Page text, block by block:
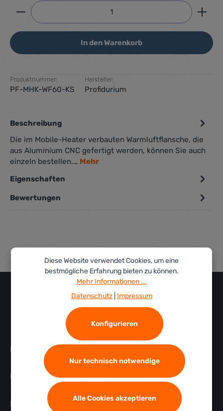
Produkt Anzahl: Gib den gewünschten Wert ein
In den Warenkorb
Produktnummer:
PF-MHK-WF60-KS
Hersteller:
Profidurium
Beschreibung
Die im Mobile-Heater verbauten Warmluftflansche, die
aus Aluminium CNC gefertigt werden, können Sie auch
einzeln bestellen.… Mehr
Eigenschaften
Bewertungen
Informationen
Profidurium Custom GmbH
Folge uns
Diese Website verwendet Cookies, um eine
bestmögliche Erfahrung bieten zu können.
Mehr Informationen ...
Datenschutz| Impressum
Nur technisch notwendige
Konfigurieren
Alle Cookies akzeptieren